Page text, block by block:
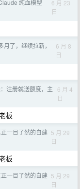
纯血模型
6 月 23
日
了，继续拉新，
6 月 8
日
注册就送额度，主
6 月 4
日
板
一目了然的自建 5 月 29
日
板
一目了然的自建 5 月 29
日